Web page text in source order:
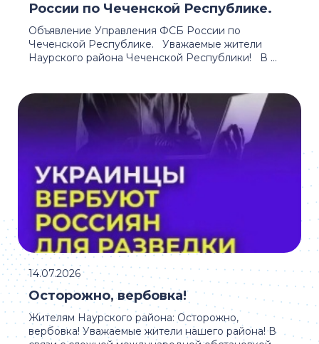
Объявление Управления ФСБ России по
Чеченской Республике. Уважаемые жители
Наурского района Чеченской Республики! В ...
России по Чеченской Республике.
Жителям Наурского района: Осторожно,
вербовка! Уважаемые жители нашего района! В
Осторожно, вербовка!
14.07.2026